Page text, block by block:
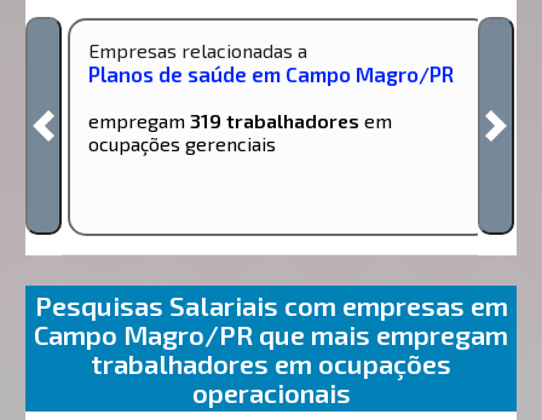
Empresas relacionadas a
Planos de saúde em Campo Magro/PR
empregam 319 trabalhadores em
ocupações gerenciais
Pesquisas Salariais com empresas em
Campo Magro/PR que mais empregam
trabalhadores em ocupações
operacionais